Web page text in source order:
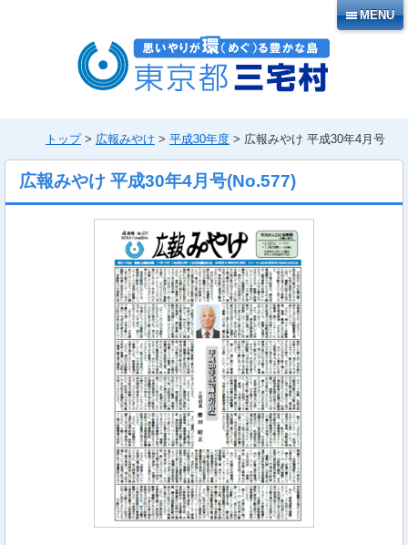
MENU
トップ> 広報みやけ > 平成30年度 > 広報みやけ 平成30年4月号
広報みやけ 平成30年4月号(No.577)